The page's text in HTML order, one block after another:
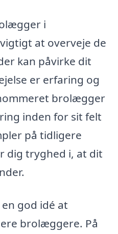
i
at overveje de
kan påvirke dit
er erfaring og
brolægger
inden for sit felt
på tidligere
dig tryghed i, at dit
god idé at
brolæggere. På